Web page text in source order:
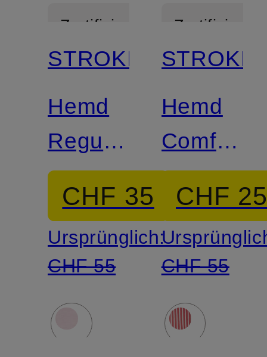
Zertifiziert
STROKESMAN'S
Hemd
Regular
Fit mit
Leinen
CHF 35
Ursprünglich:
CHF 55
Zertifiziert
Hemd
Comfort
Fit
CHF
CHF 55